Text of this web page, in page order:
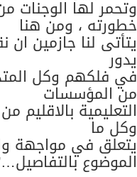
وتحمر لها الوجنات
خطورته ، ومن هنا
يتأتى لنا جازمين
يدور
في فلكهم وكل
من المؤسسات
التعليمية بالاقليم
وكل ما
يتعلق في مواجهة
الموضوع